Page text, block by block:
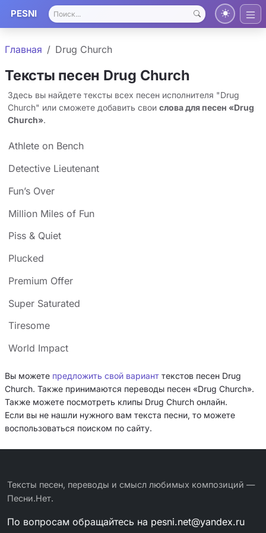
PESNI
Главная Drug Church
Тексты песен Drug Church
Здесь вы найдете тексты всех песен исполнителя "Drug
Church" или сможете добавить свои слова для песен «Drug
Church».
Athlete on Bench
Detective Lieutenant
Fun’s Over
Million Miles of Fun
Piss & Quiet
Plucked
Premium Offer
Super Saturated
Tiresome
World Impact
Вы можете предложить свой вариант текстов песен Drug
Church. Также принимаются переводы песен «Drug Church».
Также можете посмотреть клипы Drug Church онлайн.
Если вы не нашли нужного вам текста песни, то можете
воспользоваться поиском по сайту.
Тексты песен, переводы и смысл любимых композиций —
Песни.Нет.
По вопросам обращайтесь на pesni.net@yandex.ru